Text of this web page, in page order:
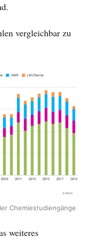
vergleichbar zu
Chemiestudiengänge
weiteres